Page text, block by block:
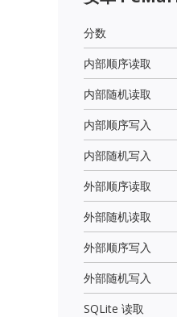
分数
内部顺序读取
内部随机读取
内部顺序写入
内部随机写入
外部顺序读取
外部随机读取
外部顺序写入
外部随机写入
SQLite 读取